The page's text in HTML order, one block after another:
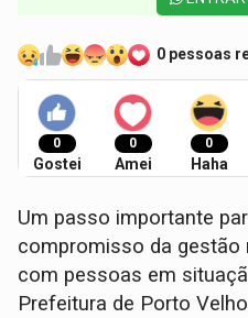
0 pessoas
0
Gostei
0
Amei
0
Haha
Um passo importante
compromisso da gestão
com pessoas em
Prefeitura de Porto